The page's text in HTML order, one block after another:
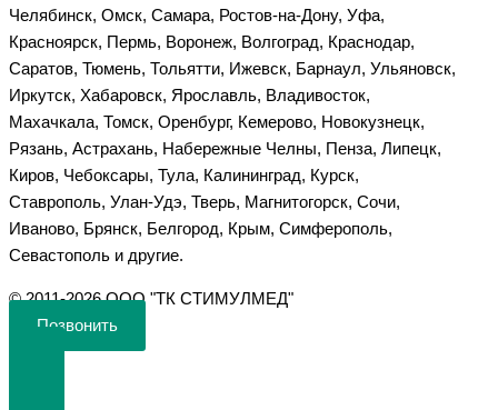
Челябинск, Омск, Самара, Ростов-на-Дону, Уфа,
Красноярск, Пермь, Воронеж, Волгоград, Краснодар,
Саратов, Тюмень, Тольятти, Ижевск, Барнаул, Ульяновск,
Иркутск, Хабаровск, Ярославль, Владивосток,
Махачкала, Томск, Оренбург, Кемерово, Новокузнецк,
Рязань, Астрахань, Набережные Челны, Пенза, Липецк,
Киров, Чебоксары, Тула, Калининград, Курск,
Ставрополь, Улан-Удэ, Тверь, Магнитогорск, Сочи,
Иваново, Брянск, Белгород, Крым, Симферополь,
Севастополь и другие.
©️ 2011-2026 ООО "ТК СТИМУЛМЕД"
Позвонить